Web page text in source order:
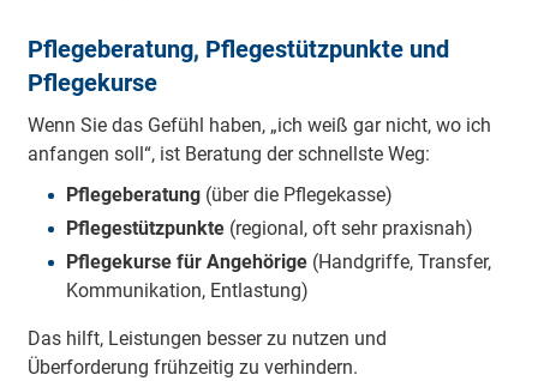
Pflegeberatung, Pflegestützpunkte und
Pflegekurse
Wenn Sie das Gefühl haben, „ich weiß gar nicht, wo ich
anfangen soll“, ist Beratung der schnellste Weg:
Pflegeberatung(über die Pflegekasse)
Pflegestützpunkte(regional, oft sehr praxisnah)
Pflegekurse für Angehörige(Handgriffe, Transfer,
Kommunikation, Entlastung)
Das hilft, Leistungen besser zu nutzen und
Überforderung frühzeitig zu verhindern.